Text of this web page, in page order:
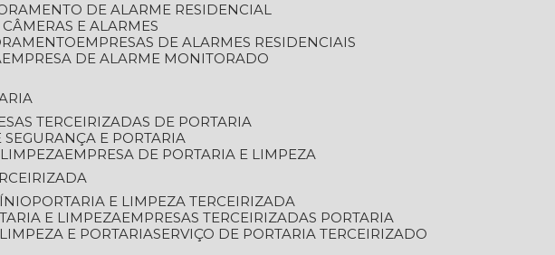
DE ALARME RESIDENCIAL
E ALARMES
EMPRESAS DE ALARMES RESIDENCIAIS
EMPRESA DE ALARME MONITORADO
TERCEIRIZADAS DE PORTARIA
SEGURANÇA E PORTARIA
LIMPEZA
EMPRESA DE PORTARIA E LIMPEZA
PORTARIA E LIMPEZA TERCEIRIZADA
E LIMPEZA
EMPRESAS TERCEIRIZADAS PORTARIA
E PORTARIA SERVIÇO DE PORTARIA TERCEIRIZADO